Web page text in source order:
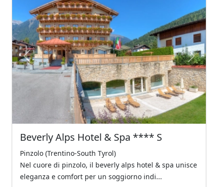
Previous Next
Beverly Alps Hotel & Spa **** S
Pinzolo (Trentino-South Tyrol)
Nel cuore di pinzolo, il beverly alps hotel & spa unisce
eleganza e comfort per un soggiorno indi...